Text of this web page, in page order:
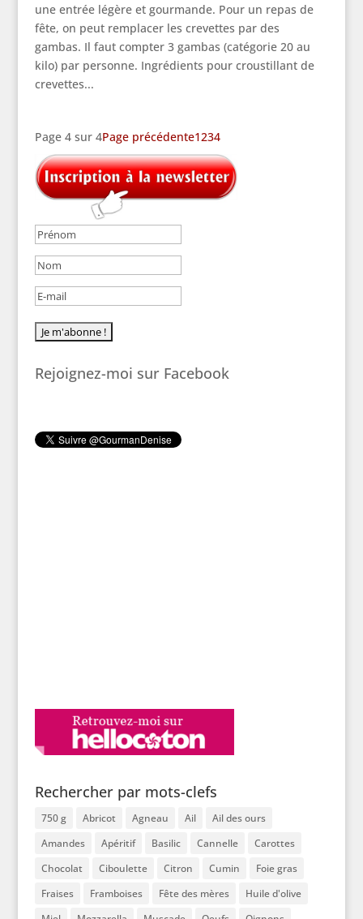
une entrée légère et gourmande. Pour un repas de
fête, on peut remplacer les crevettes par des
gambas. Il faut compter 3 gambas (catégorie 20 au
kilo) par personne. Ingrédients pour croustillant de
crevettes...
Page 4 sur 4Page précédente1234
Rejoignez-moi sur Facebook
Rechercher par mots-clefs
750 g Abricot Agneau Ail
Ail des ours
Amandes
Apéritif Basilic Cannelle
Carottes
Chocolat
Ciboulette Citron Cumin
Foie gras
Fraises
Framboises Fête des mères
Huile d'olive